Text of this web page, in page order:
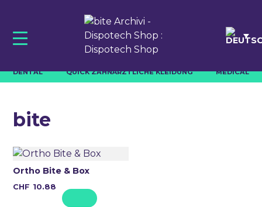
content
DENTAL QUICK ZAHNÄRZTLICHE KLEIDUNG MEDICAL
bite
Ortho Bite & Box
CHF 10.88